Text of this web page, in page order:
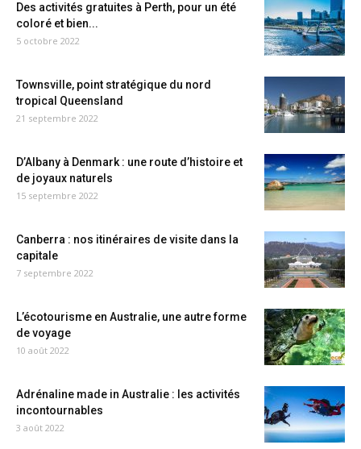
Des activités gratuites à Perth, pour un été
coloré et bien...
5 octobre 2022
Townsville, point stratégique du nord
tropical Queensland
21 septembre 2022
D’Albany à Denmark : une route d’histoire et
de joyaux naturels
15 septembre 2022
Canberra : nos itinéraires de visite dans la
capitale
7 septembre 2022
L’écotourisme en Australie, une autre forme
de voyage
10 août 2022
Adrénaline made in Australie : les activités
incontournables
3 août 2022